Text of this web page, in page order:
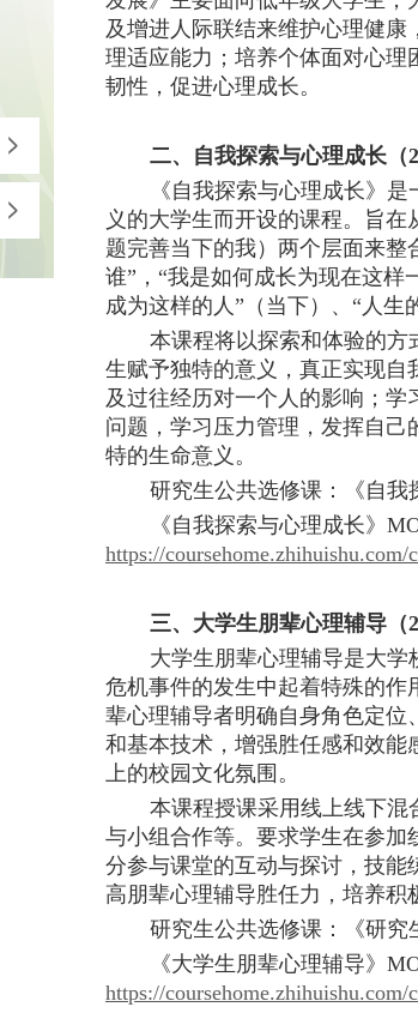
及增进人际联结来维护心理健
理适应能力 ； 培养个体面对心理
韧性，促进心理成长。
二、自我探索与心理成长（
《自我探索与心理成长》
义的大学生而开设的课程。旨在
题完善当下的我）两个层面来整
谁”，“我是如何成长为现在这样
成为这样的人”（当下）、“人生
本课程将以探索和体验的
生赋予独特的意义，真正实现
及过往经历对一个人的影响；
问题，学习压力管理，发挥自
特的生命意义。
研究生公共选修课：《自我
《自我探索与心理成长》
https://coursehome.zhihuishu.com/
三、大学生朋辈心理辅导（
大学生朋辈心理辅导是大
危机事件的发生中起着特殊的
辈心理辅导者明确自身角色定
和基本技术，增强胜任感和效
上的校园文化氛围。
本课程授课采用线上线下
与小组合作等。要求学生在参
分参与课堂的互动与探讨，技
高朋辈心理辅导胜任力，培养
研究生公共选修课：《研究
《大学生朋辈心理辅导》
https://coursehome.zhihuishu.com/